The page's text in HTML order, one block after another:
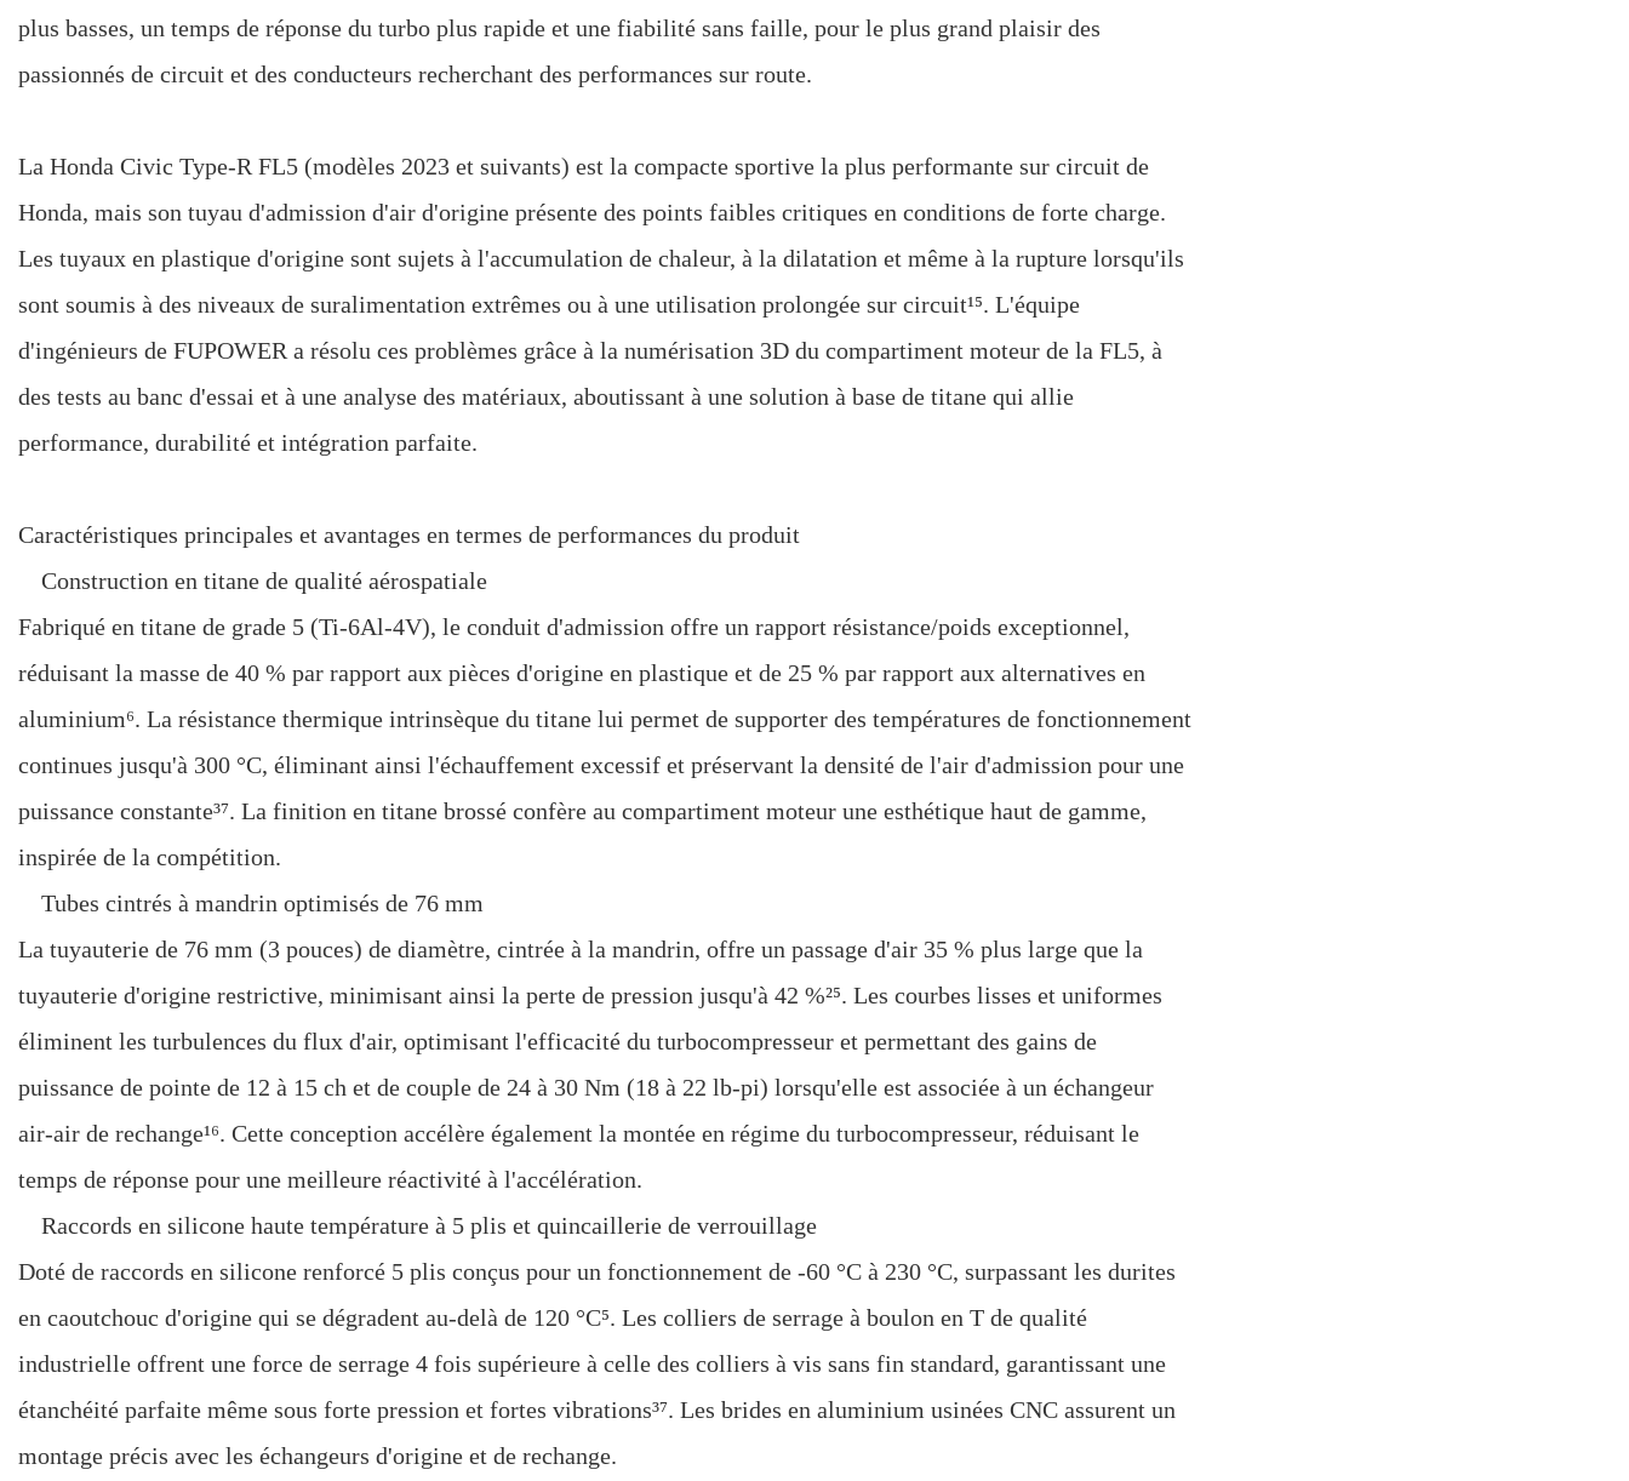
plus basses, un temps de réponse du turbo plus rapide et une fiabilité sans faille, pour le plus grand plaisir des
passionnés de circuit et des conducteurs recherchant des performances sur route.
La Honda Civic Type-R FL5 (modèles 2023 et suivants) est la compacte sportive la plus performante sur circuit de
Honda, mais son tuyau d'admission d'air d'origine présente des points faibles critiques en conditions de forte charge.
Les tuyaux en plastique d'origine sont sujets à l'accumulation de chaleur, à la dilatation et même à la rupture lorsqu'ils
sont soumis à des niveaux de suralimentation extrêmes ou à une utilisation prolongée sur circuit¹⁵. L'équipe
d'ingénieurs de FUPOWER a résolu ces problèmes grâce à la numérisation 3D du compartiment moteur de la FL5, à
des tests au banc d'essai et à une analyse des matériaux, aboutissant à une solution à base de titane qui allie
performance, durabilité et intégration parfaite.
Caractéristiques principales et avantages en termes de performances du produit
Construction en titane de qualité aérospatiale
Fabriqué en titane de grade 5 (Ti-6Al-4V), le conduit d'admission offre un rapport résistance/poids exceptionnel,
réduisant la masse de 40 % par rapport aux pièces d'origine en plastique et de 25 % par rapport aux alternatives en
aluminium⁶. La résistance thermique intrinsèque du titane lui permet de supporter des températures de fonctionnement
continues jusqu'à 300 °C, éliminant ainsi l'échauffement excessif et préservant la densité de l'air d'admission pour une
puissance constante³⁷. La finition en titane brossé confère au compartiment moteur une esthétique haut de gamme,
inspirée de la compétition.
Tubes cintrés à mandrin optimisés de 76 mm
La tuyauterie de 76 mm (3 pouces) de diamètre, cintrée à la mandrin, offre un passage d'air 35 % plus large que la
tuyauterie d'origine restrictive, minimisant ainsi la perte de pression jusqu'à 42 %²⁵. Les courbes lisses et uniformes
éliminent les turbulences du flux d'air, optimisant l'efficacité du turbocompresseur et permettant des gains de
puissance de pointe de 12 à 15 ch et de couple de 24 à 30 Nm (18 à 22 lb-pi) lorsqu'elle est associée à un échangeur
air-air de rechange¹⁶. Cette conception accélère également la montée en régime du turbocompresseur, réduisant le
temps de réponse pour une meilleure réactivité à l'accélération.
Raccords en silicone haute température à 5 plis et quincaillerie de verrouillage
Doté de raccords en silicone renforcé 5 plis conçus pour un fonctionnement de -60 °C à 230 °C, surpassant les durites
en caoutchouc d'origine qui se dégradent au-delà de 120 °C⁵. Les colliers de serrage à boulon en T de qualité
industrielle offrent une force de serrage 4 fois supérieure à celle des colliers à vis sans fin standard, garantissant une
étanchéité parfaite même sous forte pression et fortes vibrations³⁷. Les brides en aluminium usinées CNC assurent un
montage précis avec les échangeurs d'origine et de rechange.